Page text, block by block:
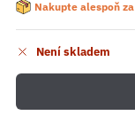
Nakupte alespoň za
Není skladem